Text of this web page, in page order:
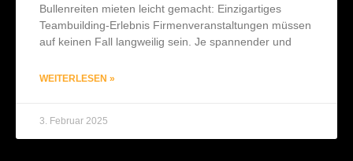
Bullenreiten mieten leicht gemacht: Einzigartiges
Teambuilding-Erlebnis Firmenveranstaltungen müssen
auf keinen Fall langweilig sein. Je spannender und
WEITERLESEN »
3. Februar 2025